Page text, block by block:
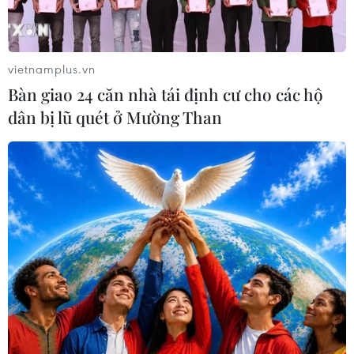
Giấc mơ sở hữu nhà ngày càng xa
tầm với của người trẻ Mỹ
03/08/2026 00:40
Mỹ: Xả súng tại nhà hàng ở bang
Idaho khiến 10 người thương vong
02/08/2026 11:17
Mỹ: Gian lận Medicaid làm dấy lên
tranh luận về quản lý ngân sách y tế
02/08/2026 08:23
vietnamplus.vn
Bàn giao 24 căn nhà tái định cư cho các hộ
dân bị lũ quét ở Mường Than